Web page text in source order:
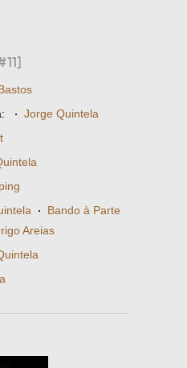
· Jorge Quintela
· Bando à Parte
Areias